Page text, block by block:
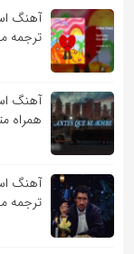
ترجمه
همراه
ترجمه